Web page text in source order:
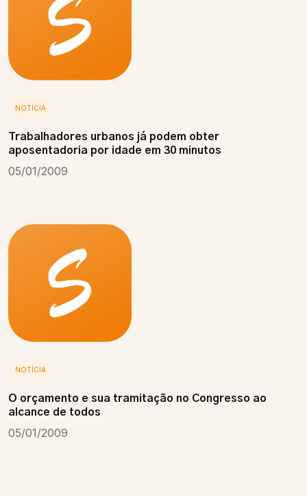
NOTÍCIA
Trabalhadores urbanos já podem obter
aposentadoria por idade em 30 minutos
05/01/2009
NOTÍCIA
O orçamento e sua tramitação no Congresso ao
alcance de todos
05/01/2009